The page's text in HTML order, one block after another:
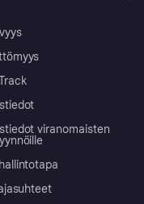
viranomaisten